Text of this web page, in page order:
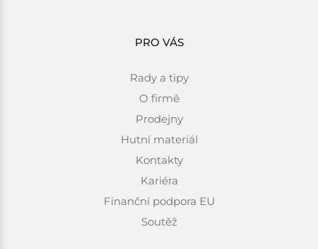
PRO VÁS
Rady a tipy
O firmě
Prodejny
Hutní materiál
Kontakty
Kariéra
Finanční podpora EU
Soutěž